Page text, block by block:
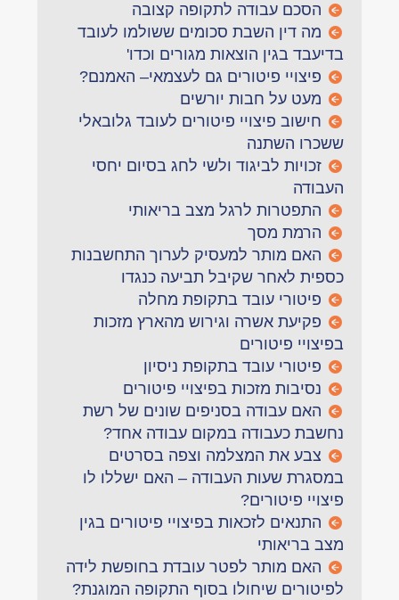
הסכם עבודה לתקופה קצובה
מה דין השבת סכומים ששולמו לעובד
בדיעבד בגין הוצאות מגורים וכדו'
פיצויי פיטורים גם לעצמאי– האמנם?
מעט על חבות יורשים
חישוב פיצויי פיטורים לעובד גלובאלי
ששכרו השתנה
זכויות לביגוד ולשי לחג בסיום יחסי
העבודה
התפטרות לרגל מצב בריאותי
הרמת מסך
האם מותר למעסיק לערוך התחשבנות
כספית לאחר שקיבל תביעה כנגדו
פיטורי עובד בתקופת מחלה
פקיעת אשרה וגירוש מהארץ מזכות
בפיצויי פיטורים
פיטורי עובד בתקופת ניסיון
נסיבות מזכות בפיצויי פיטורים
האם עבודה בסניפים שונים של רשת
נחשבת כעבודה במקום עבודה אחד?
צבע את המצלמה וצפה בסרטים
במסגרת שעות העבודה – האם ישללו לו
פיצויי פיטורים?
התנאים לזכאות בפיצויי פיטורים בגין
מצב בריאותי
האם מותר לפטר עובדת בחופשת לידה
לפיטורים שיחולו בסוף התקופה המוגנת?